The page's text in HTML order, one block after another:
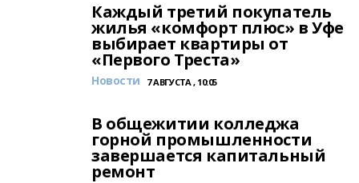
Каждый третий покупатель
жилья «комфорт плюс» в Уфе
выбирает квартиры от
«Первого Треста»
Новости 7 АВГУСТА , 10:05
В общежитии колледжа
горной промышленности
завершается капитальный
ремонт